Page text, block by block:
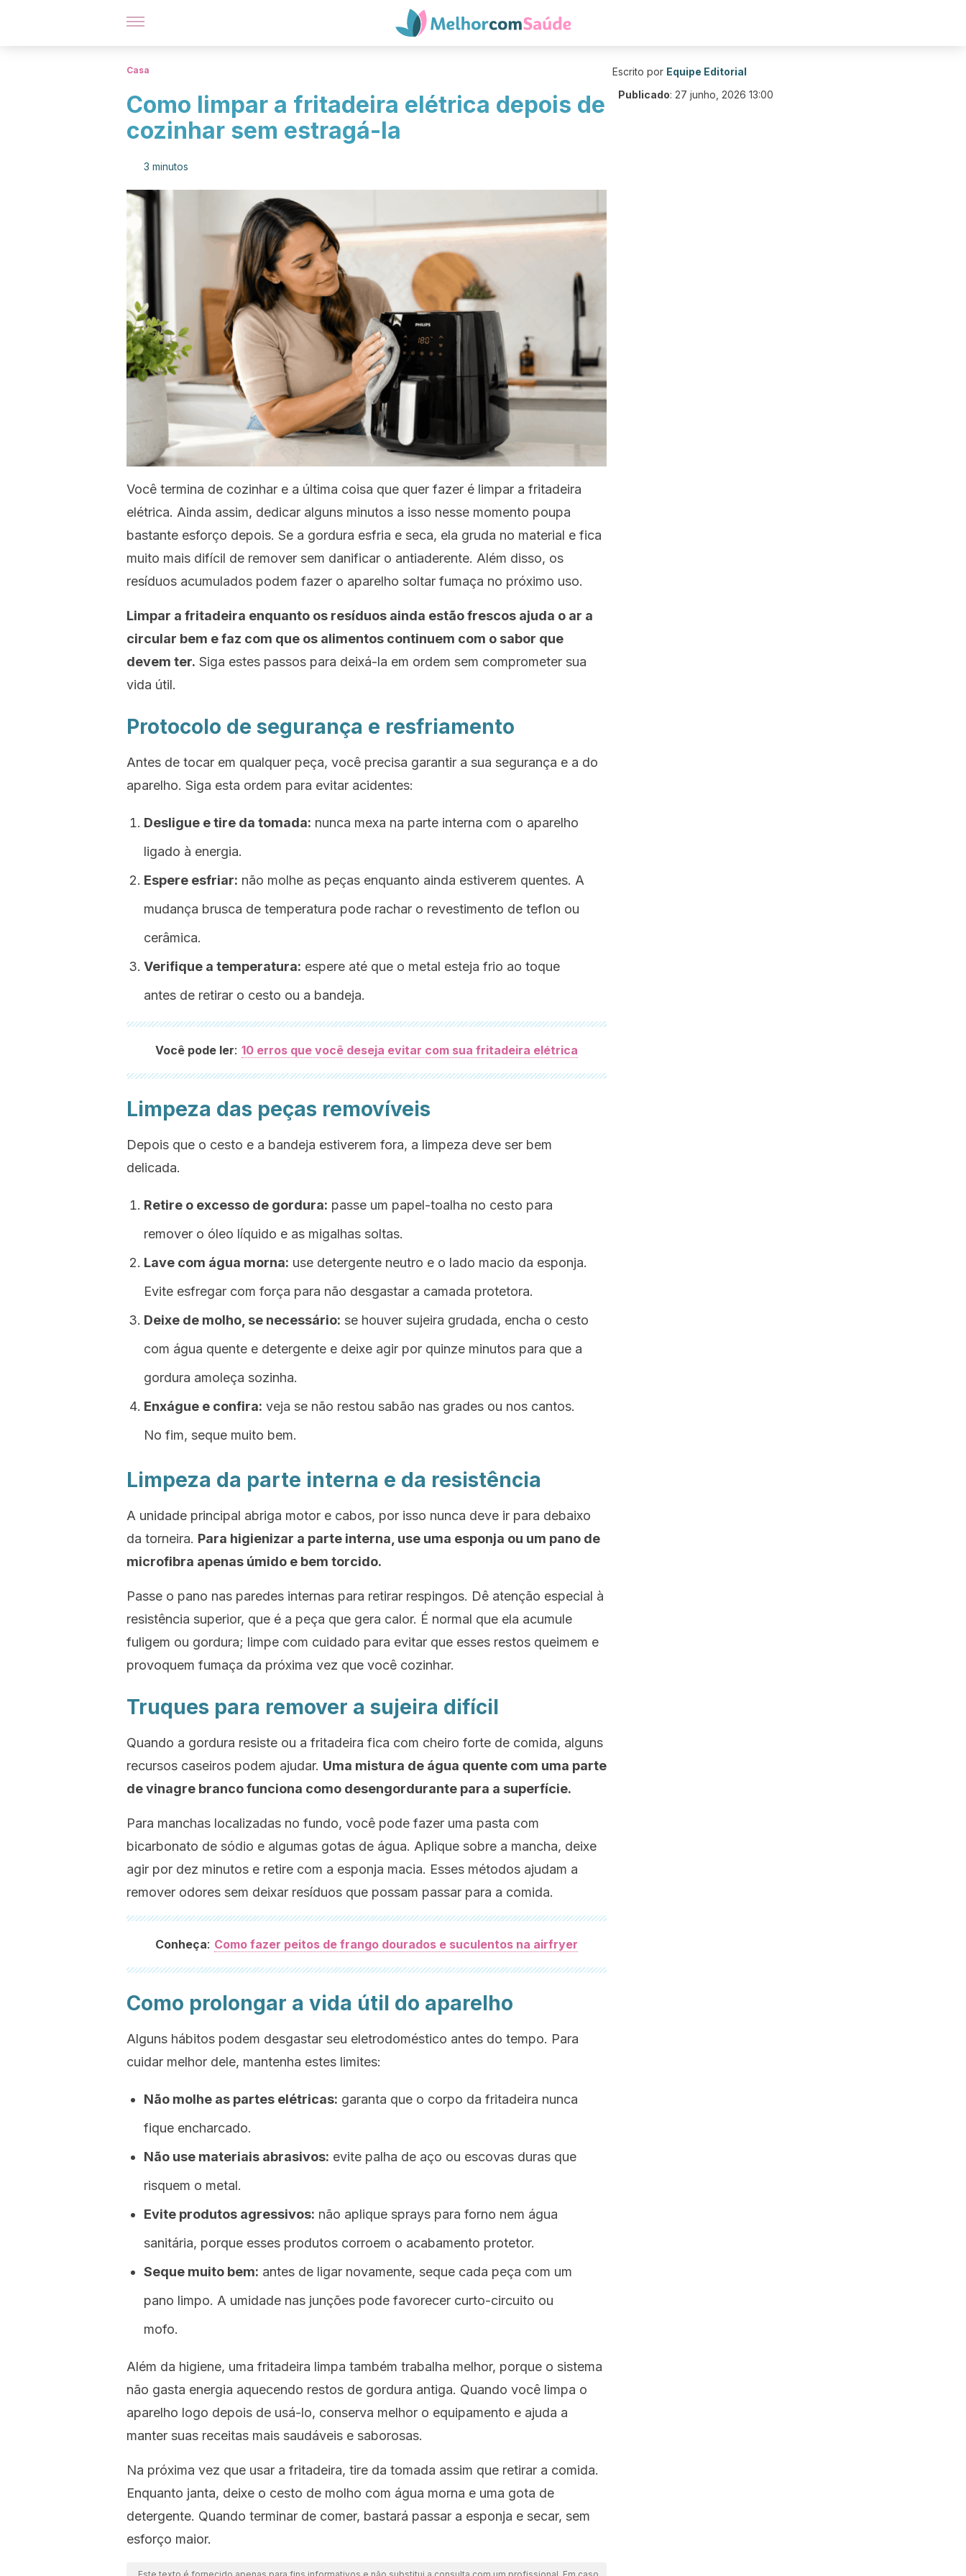
Casa
Como limpar a fritadeira elétrica depois de
cozinhar sem estragá-la
3 minutos
Você termina de cozinhar e a última coisa que quer fazer é limpar a fritadeira
elétrica. Ainda assim, dedicar alguns minutos a isso nesse momento poupa
bastante esforço depois. Se a gordura esfria e seca, ela gruda no material e fica
muito mais difícil de remover sem danificar o antiaderente. Além disso, os
resíduos acumulados podem fazer o aparelho soltar fumaça no próximo uso.
Limpar a fritadeira enquanto os resíduos ainda estão frescos ajuda o ar a
circular bem e faz com que os alimentos continuem com o sabor que
devem ter. Siga estes passos para deixá-la em ordem sem comprometer sua
vida útil.
Protocolo de segurança e resfriamento
Antes de tocar em qualquer peça, você precisa garantir a sua segurança e a do
aparelho. Siga esta ordem para evitar acidentes:
Desligue e tire da tomada: nunca mexa na parte interna com o aparelho
ligado à energia.
Espere esfriar: não molhe as peças enquanto ainda estiverem quentes. A
mudança brusca de temperatura pode rachar o revestimento de teflon ou
cerâmica.
Verifique a temperatura: espere até que o metal esteja frio ao toque
antes de retirar o cesto ou a bandeja.
Você pode ler: 10 erros que você deseja evitar com sua fritadeira elétrica
Limpeza das peças removíveis
Depois que o cesto e a bandeja estiverem fora, a limpeza deve ser bem
delicada.
Retire o excesso de gordura: passe um papel-toalha no cesto para
remover o óleo líquido e as migalhas soltas.
Lave com água morna: use detergente neutro e o lado macio da esponja.
Evite esfregar com força para não desgastar a camada protetora.
Deixe de molho, se necessário: se houver sujeira grudada, encha o cesto
com água quente e detergente e deixe agir por quinze minutos para que a
gordura amoleça sozinha.
Enxágue e confira: veja se não restou sabão nas grades ou nos cantos.
No fim, seque muito bem.
Limpeza da parte interna e da resistência
A unidade principal abriga motor e cabos, por isso nunca deve ir para debaixo
da torneira. Para higienizar a parte interna, use uma esponja ou um pano de
microfibra apenas úmido e bem torcido.
Passe o pano nas paredes internas para retirar respingos. Dê atenção especial à
resistência superior, que é a peça que gera calor. É normal que ela acumule
fuligem ou gordura; limpe com cuidado para evitar que esses restos queimem e
provoquem fumaça da próxima vez que você cozinhar.
Truques para remover a sujeira difícil
Quando a gordura resiste ou a fritadeira fica com cheiro forte de comida, alguns
recursos caseiros podem ajudar. Uma mistura de água quente com uma parte
de vinagre branco funciona como desengordurante para a superfície.
Para manchas localizadas no fundo, você pode fazer uma pasta com
bicarbonato de sódio e algumas gotas de água. Aplique sobre a mancha, deixe
agir por dez minutos e retire com a esponja macia. Esses métodos ajudam a
remover odores sem deixar resíduos que possam passar para a comida.
Conheça: Como fazer peitos de frango dourados e suculentos na airfryer
Como prolongar a vida útil do aparelho
Alguns hábitos podem desgastar seu eletrodoméstico antes do tempo. Para
cuidar melhor dele, mantenha estes limites:
Não molhe as partes elétricas: garanta que o corpo da fritadeira nunca
fique encharcado.
Não use materiais abrasivos: evite palha de aço ou escovas duras que
risquem o metal.
Evite produtos agressivos: não aplique sprays para forno nem água
sanitária, porque esses produtos corroem o acabamento protetor.
Seque muito bem: antes de ligar novamente, seque cada peça com um
pano limpo. A umidade nas junções pode favorecer curto-circuito ou
mofo.
Além da higiene, uma fritadeira limpa também trabalha melhor, porque o sistema
não gasta energia aquecendo restos de gordura antiga. Quando você limpa o
aparelho logo depois de usá-lo, conserva melhor o equipamento e ajuda a
manter suas receitas mais saudáveis e saborosas.
Na próxima vez que usar a fritadeira, tire da tomada assim que retirar a comida.
Enquanto janta, deixe o cesto de molho com água morna e uma gota de
detergente. Quando terminar de comer, bastará passar a esponja e secar, sem
esforço maior.
Escrito por Equipe Editorial
Publicado: 27 junho, 2026 13:00